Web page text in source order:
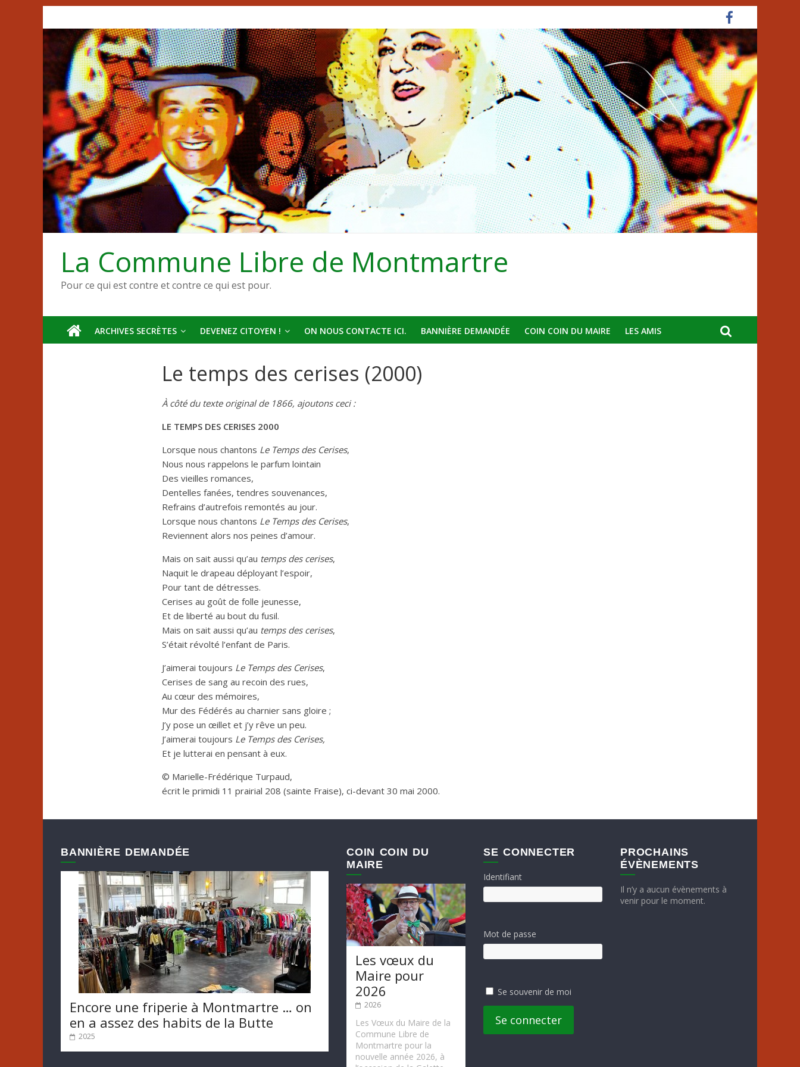
au
contenu
La Commune Libre de Montmartre
Pour ce qui est contre et contre ce qui est pour.
ARCHIVES SECRÈTES DEVENEZ CITOYEN ! ON NOUS CONTACTE ICI. BANNIÈRE DEMANDÉE COIN COIN DU MAIRE LES AMIS
Le temps des cerises (2000)
À côté du texte original de 1866, ajoutons ceci :
LE TEMPS DES CERISES 2000
Lorsque nous chantons Le Temps des Cerises,
Nous nous rappelons le parfum lointain
Des vieilles romances,
Dentelles fanées, tendres souvenances,
Refrains d’autrefois remontés au jour.
Lorsque nous chantons Le Temps des Cerises,
Reviennent alors nos peines d’amour.
Mais on sait aussi qu’au temps des cerises,
Naquit le drapeau déployant l’espoir,
Pour tant de détresses.
Cerises au goût de folle jeunesse,
Et de liberté au bout du fusil.
Mais on sait aussi qu’au temps des cerises,
S’était révolté l’enfant de Paris.
J’aimerai toujours Le Temps des Cerises,
Cerises de sang au recoin des rues,
Au cœur des mémoires,
Mur des Fédérés au charnier sans gloire ;
J’y pose un œillet et j’y rêve un peu.
J’aimerai toujours Le Temps des Cerises,
Et je lutterai en pensant à eux.
© Marielle-Frédérique Turpaud,
écrit le primidi 11 prairial 208 (sainte Fraise), ci-devant 30 mai 2000.
BANNIÈRE DEMANDÉE
Encore une friperie à Montmartre … on
en a assez des habits de la Butte
2025
COIN COIN DU
MAIRE
Les vœux du
Maire pour
2026
2026
Les Vœux du Maire de la
Commune Libre de
Montmartre pour la
nouvelle année 2026, à
SE CONNECTER
Identifiant
Mot de passe
Se souvenir de moi
Se connecter
PROCHAINS
ÉVÈNEMENTS
Il n’y a aucun évènements à
venir pour le moment.